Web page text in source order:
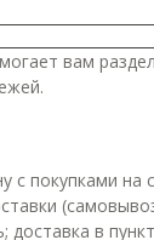
вам
с покупками на
доставка в